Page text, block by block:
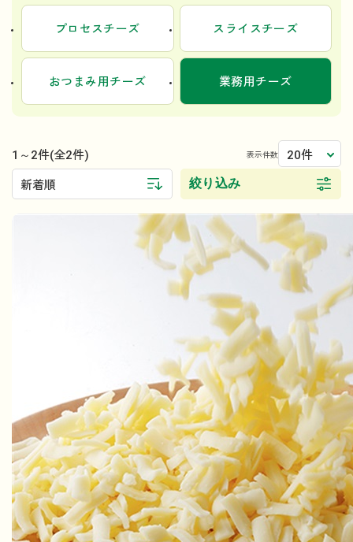
プロセスチーズ スライスチーズ
おつまみ用チーズ 業務用チーズ
1～2件(全2件) 表示件数 20件
新着順 絞り込み